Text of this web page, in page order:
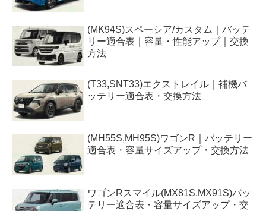
(MK94S)スペーシア/カスタム｜バッテ
リー適合表｜容量・性能アップ｜交換
方法
(T33,SNT33)エクストレイル｜補機バ
ッテリー適合表・交換方法
(MH55S,MH95S)ワゴンR｜バッテリー
適合表・容量サイズアップ・交換方法
ワゴンRスマイル(MX81S,MX91S)バッ
テリー適合表・容量サイズアップ・交